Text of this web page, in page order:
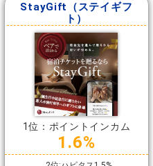
StayGift（ステイギフ
ト）
1位：ポイントインカム
1.6%